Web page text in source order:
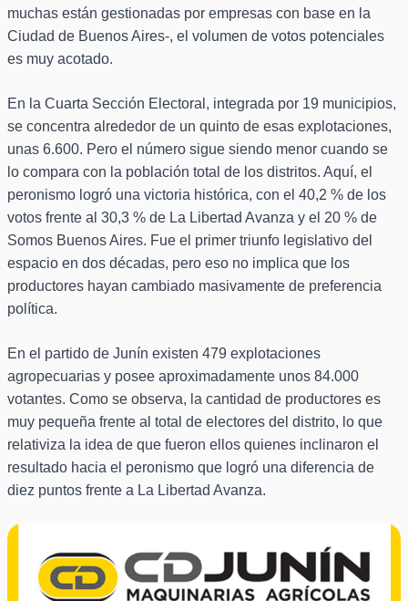
muchas están gestionadas por empresas con base en la
Ciudad de Buenos Aires-, el volumen de votos potenciales
es muy acotado.
En la Cuarta Sección Electoral, integrada por 19 municipios,
se concentra alrededor de un quinto de esas explotaciones,
unas 6.600. Pero el número sigue siendo menor cuando se
lo compara con la población total de los distritos. Aquí, el
peronismo logró una victoria histórica, con el 40,2 % de los
votos frente al 30,3 % de La Libertad Avanza y el 20 % de
Somos Buenos Aires. Fue el primer triunfo legislativo del
espacio en dos décadas, pero eso no implica que los
productores hayan cambiado masivamente de preferencia
política.
En el partido de Junín existen 479 explotaciones
agropecuarias y posee aproximadamente unos 84.000
votantes. Como se observa, la cantidad de productores es
muy pequeña frente al total de electores del distrito, lo que
relativiza la idea de que fueron ellos quienes inclinaron el
resultado hacia el peronismo que logró una diferencia de
diez puntos frente a La Libertad Avanza.